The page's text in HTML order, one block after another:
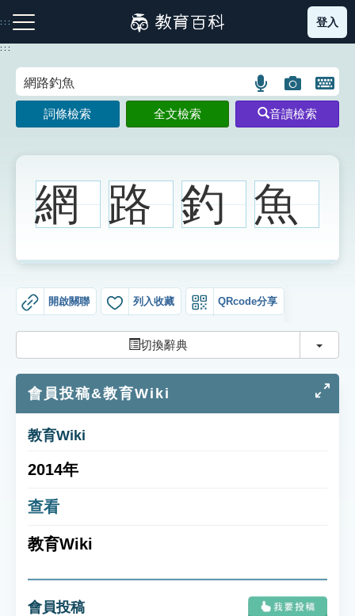
到
主
:::
注音索引圖示 筆畫索引圖示 部首索引表圖示
生字詞彙表
知識索引
單字索引
遊戲專區
教學應用
登入
:::
語
言
搜
示
圖
片
搜
示
開
鍵
圖
詞條檢索 全文檢索 音讀檢索
網 路 釣 魚
開啟關聯 列入收藏 QRcode分享
切換辭典 切換
會員投稿&教育Wiki
教育Wiki
2014年
查看
教育Wiki
會員投稿